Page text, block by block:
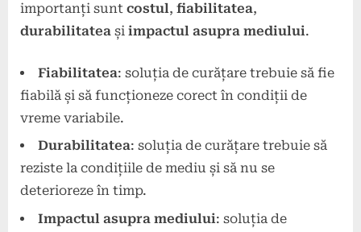
importanți sunt costul, fiabilitatea,
durabilitatea și impactul asupra mediului.
Fiabilitatea: soluția de curățare trebuie să fie
fiabilă și să funcționeze corect în condiții de
vreme variabile.
Durabilitatea: soluția de curățare trebuie să
reziste la condițiile de mediu și să nu se
deterioreze în timp.
Impactul asupra mediului: soluția de